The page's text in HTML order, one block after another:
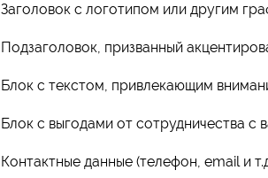
Заголовок с логотипом или другим
Подзаголовок, призванный
Блок с текстом, привлекающим
Блок с выгодами от сотрудничества с
Контактные данные (телефон, email и